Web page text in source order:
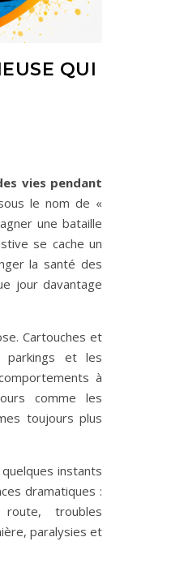
QUI
vies pendant
le nom de «
une bataille
se cache un
la santé des
jour davantage
Cartouches et
parkings et les
à
comme les
toujours plus
quelques instants
dramatiques :
troubles
paralysies et